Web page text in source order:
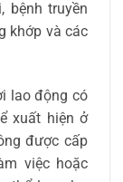
bệnh truyền
khớp và các
lao động có
xuất hiện ở
được cấp
việc hoặc